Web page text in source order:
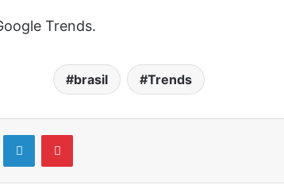
Trends.
brasil Trends
LinkedinPinterest